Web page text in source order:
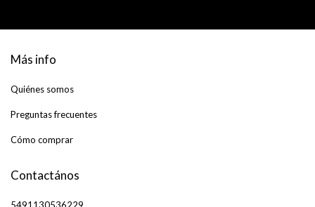
Más info
Quiénes somos
Preguntas frecuentes
Cómo comprar
Contactános